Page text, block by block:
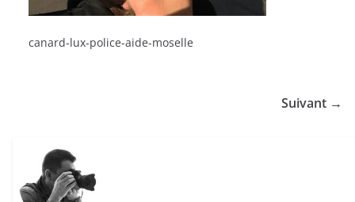
canard-lux-police-aide-moselle
Suivant →